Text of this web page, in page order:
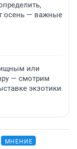
осень — важные
или
— смотрим
экзотики
МНЕНИЕ